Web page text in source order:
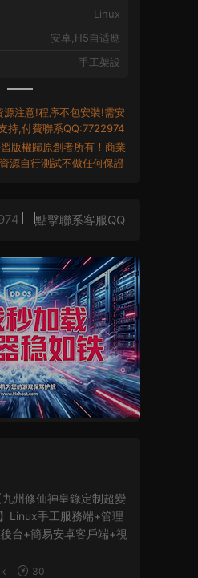
Linux
安卓,H5自适應
手工架設
源注意!程序不包安裝!需安
持,付費聯系QQ:7722974
版權歸原創者所有！商業
源自行測試不做任何保證
州修仙神皇錄定制超變
Linux手工服務端+管理
台+簡易安卓客戶端+視
30